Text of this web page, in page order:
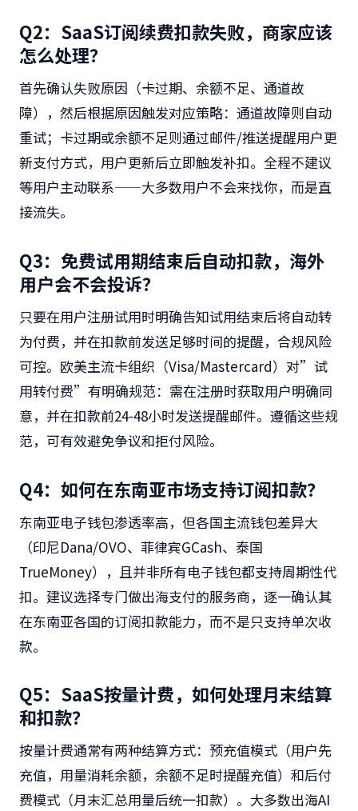
Q2：SaaS订阅续费扣款失败，商家应该
怎么处理？
首先确认失败原因（卡过期、余额不足、通道故
障），然后根据原因触发对应策略：通道故障则自动
重试；卡过期或余额不足则通过邮件/推送提醒用户更
新支付方式，用户更新后立即触发补扣。全程不建议
等用户主动联系——大多数用户不会来找你，而是直
接流失。
Q3：免费试用期结束后自动扣款，海外
用户会不会投诉？
只要在用户注册试用时明确告知试用结束后将自动转
为付费，并在扣款前发送足够时间的提醒，合规风险
可控。欧美主流卡组织（Visa/Mastercard）对”试
用转付费”有明确规范：需在注册时获取用户明确同
意，并在扣款前24-48小时发送提醒邮件。遵循这些规
范，可有效避免争议和拒付风险。
Q4：如何在东南亚市场支持订阅扣款？
东南亚电子钱包渗透率高，但各国主流钱包差异大
（印尼Dana/OVO、菲律宾GCash、泰国
TrueMoney），且并非所有电子钱包都支持周期性代
扣。建议选择专门做出海支付的服务商，逐一确认其
在东南亚各国的订阅扣款能力，而不是只支持单次收
款。
Q5：SaaS按量计费，如何处理月末结算
和扣款？
按量计费通常有两种结算方式： 预充值模式 （用户先
充值，用量消耗余额，余额不足时提醒充值）和后付
费模式 （月末汇总用量后统一扣款）。大多数出海AI